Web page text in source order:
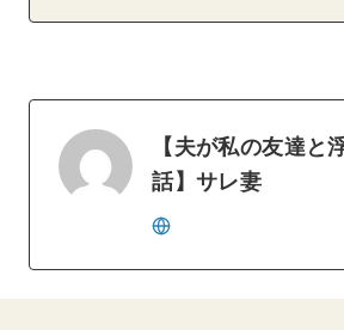
【夫が私の友達と
話】サレ妻